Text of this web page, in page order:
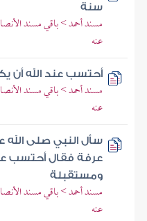
سنة
مسند أحمد > باقي مسند
عنه
أحتسب عند الله أن
مسند أحمد > باقي مسند
عنه
سأل النبي صلى
عرفة فقال أحتسب
ومستقبلة
مسند أحمد > باقي مسند
عنه